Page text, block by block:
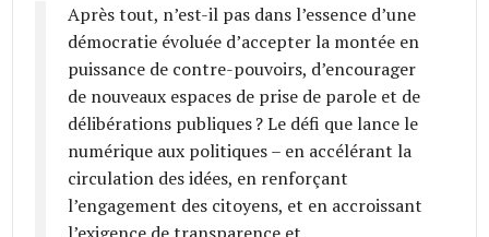
Après tout, n’est-il pas dans l’essence d’une
démocratie évoluée d’accepter la montée en
puissance de contre-pouvoirs, d’encourager
de nouveaux espaces de prise de parole et de
délibérations publiques ? Le défi que lance le
numérique aux politiques – en accélérant la
circulation des idées, en renforçant
l’engagement des citoyens, et en accroissant